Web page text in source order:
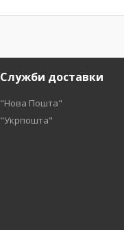
Служби доставки
"Нова Пошта"
"Укрпошта"